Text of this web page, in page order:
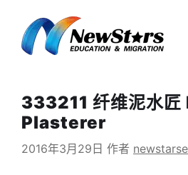
333211 纤维泥水
Plasterer
2016年3月29日 作者